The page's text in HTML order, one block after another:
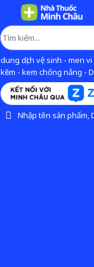
dung dịch vệ sinh - men
kẽm - kem chống nắng -
Nhập tên sản phẩm,